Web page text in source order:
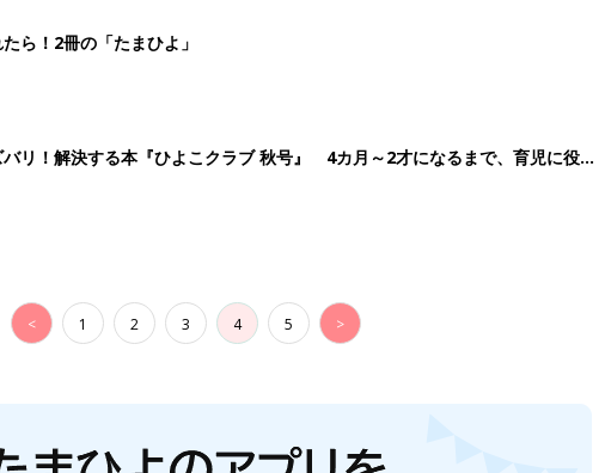
ら！2冊の「たまひよ」
リ！解決する本『ひよこクラブ 秋号』 4カ月～2才になるまで、育児に役立
< 1 2 3 4 5 >